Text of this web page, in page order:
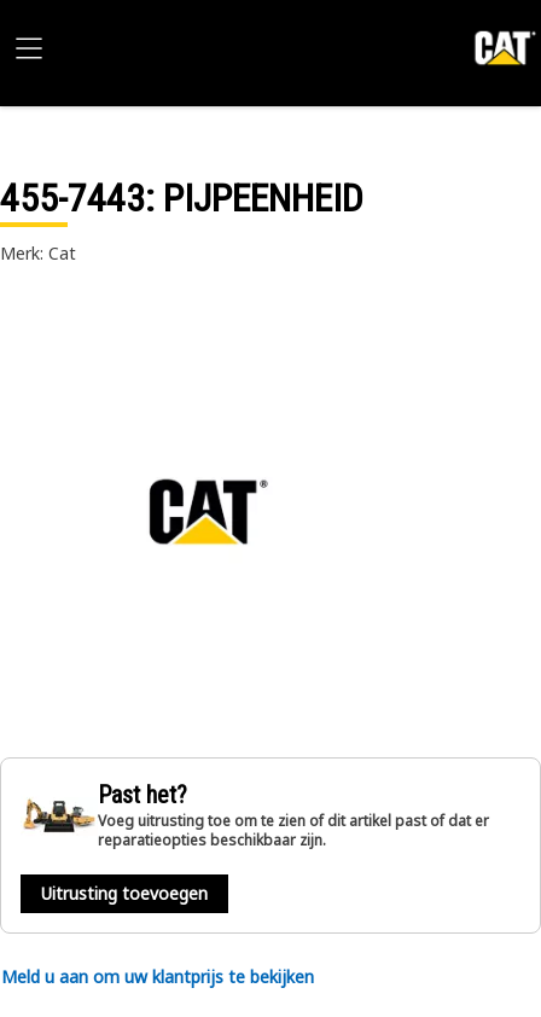
455-7443: PIJPEENHEID
Merk: Cat
Past het?
Voeg uitrusting toe om te zien of dit artikel past of dat er
reparatieopties beschikbaar zijn.
Uitrusting toevoegen
Meld u aan om uw klantprijs te bekijken